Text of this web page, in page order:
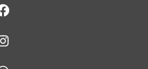
Facebook
Instagram
Whatsapp